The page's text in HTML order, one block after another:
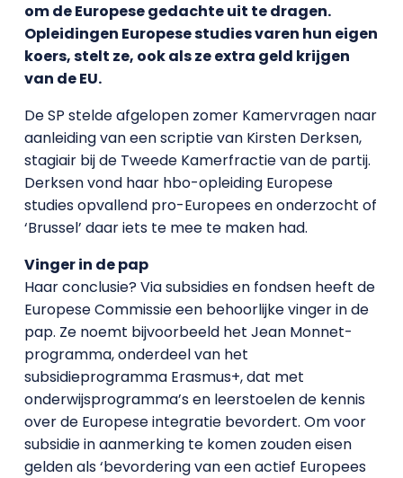
om de Europese gedachte uit te dragen.
Opleidingen Europese studies varen hun eigen
koers, stelt ze, ook als ze extra geld krijgen
van de EU.
De SP stelde afgelopen zomer Kamervragen naar
aanleiding van een scriptie van Kirsten Derksen,
stagiair bij de Tweede Kamerfractie van de partij.
Derksen vond haar hbo-opleiding Europese
studies opvallend pro-Europees en onderzocht of
‘Brussel’ daar iets te mee te maken had.
Vinger in de pap
Haar conclusie? Via subsidies en fondsen heeft de
Europese Commissie een behoorlijke vinger in de
pap. Ze noemt bijvoorbeeld het Jean Monnet-
programma, onderdeel van het
subsidieprogramma Erasmus+, dat met
onderwijsprogramma’s en leerstoelen de kennis
over de Europese integratie bevordert. Om voor
subsidie in aanmerking te komen zouden eisen
gelden als ‘bevordering van een actief Europees